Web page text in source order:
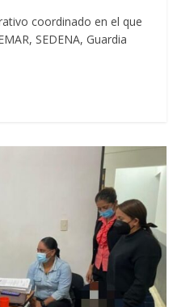
coordinado en el que
SEDENA, Guardia